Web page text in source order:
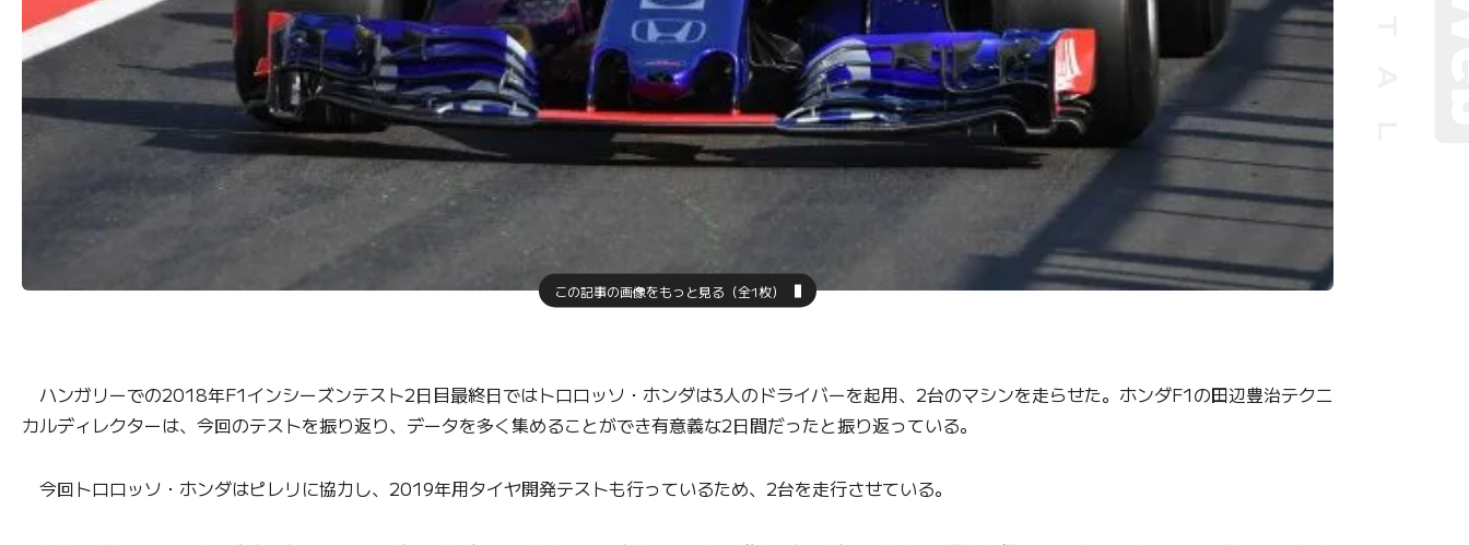
この記事の画像をもっと見る（全1枚）
ハンガリーでの2018年F1インシーズンテスト2日目最終日ではトロロッソ・ホンダは3人のドライバーを起用、2台のマシンを走らせた。ホンダF1の田辺豊治テクニ
カルディレクターは、今回のテストを振り返り、データを多く集めることができ有意義な2日間だったと振り返っている。
今回トロロッソ・ホンダはピレリに協力し、2019年用タイヤ開発テストも行っているため、2台を走行させている。